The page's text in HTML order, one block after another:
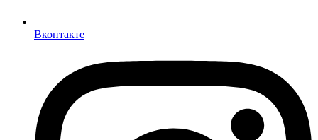
Вконтакте